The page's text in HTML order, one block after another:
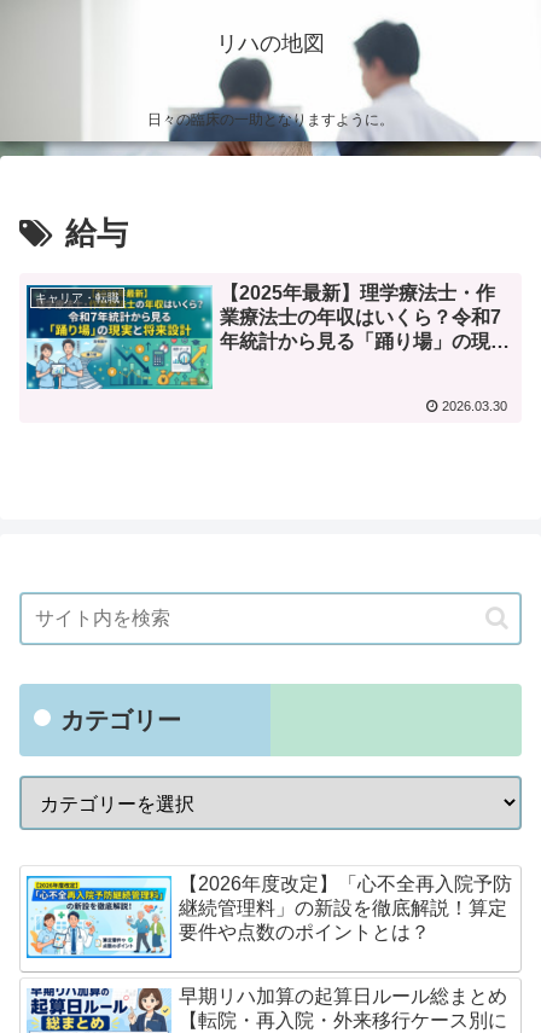
リハの地図
日々の臨床の一助となりますように。
給与
キャリア・転職
【2025年最新】理学療法士・作
業療法士の年収はいくら？令和7
年統計から見る「踊り場」の現実
2026.03.30
カテゴリー
【2026年度改定】「心不全再入院予防
継続管理料」の新設を徹底解説！算定
要件や点数のポイントとは？
早期リハ加算の起算日ルール総まとめ
【転院・再入院・外来移行ケース別に